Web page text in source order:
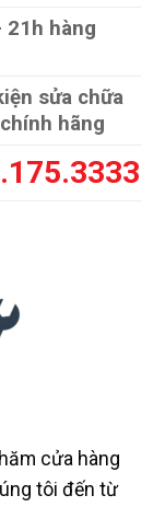
21h hàng
sửa chữa
hãng
cửa hàng
tôi đến từ